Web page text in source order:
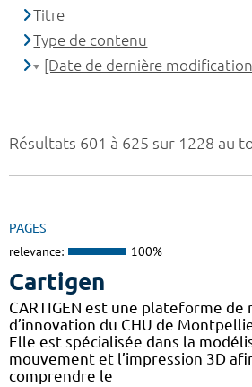
Résultats 601 à 625 sur 1228 au
PAGES
relevance: 100%
Cartigen
CARTIGEN est une plateforme de
d’innovation du CHU de
Elle est spécialisée dans la
mouvement et l’impression 3D
comprendre le
Titre
Type de contenu
[Date de dernière